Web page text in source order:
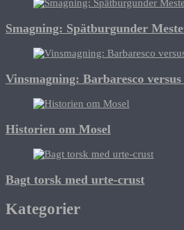
Smagning: Spätburgunder
Vinsmagning: Barbaresco
Historien om Mosel
Bagt torsk med urte-crust
Kategorier